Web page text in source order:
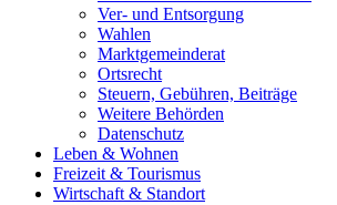
Ver- und Entsorgung
Wahlen
Marktgemeinderat
Ortsrecht
Steuern, Gebühren, Beiträge
Weitere Behörden
Datenschutz
Leben & Wohnen
Freizeit & Tourismus
Wirtschaft & Standort